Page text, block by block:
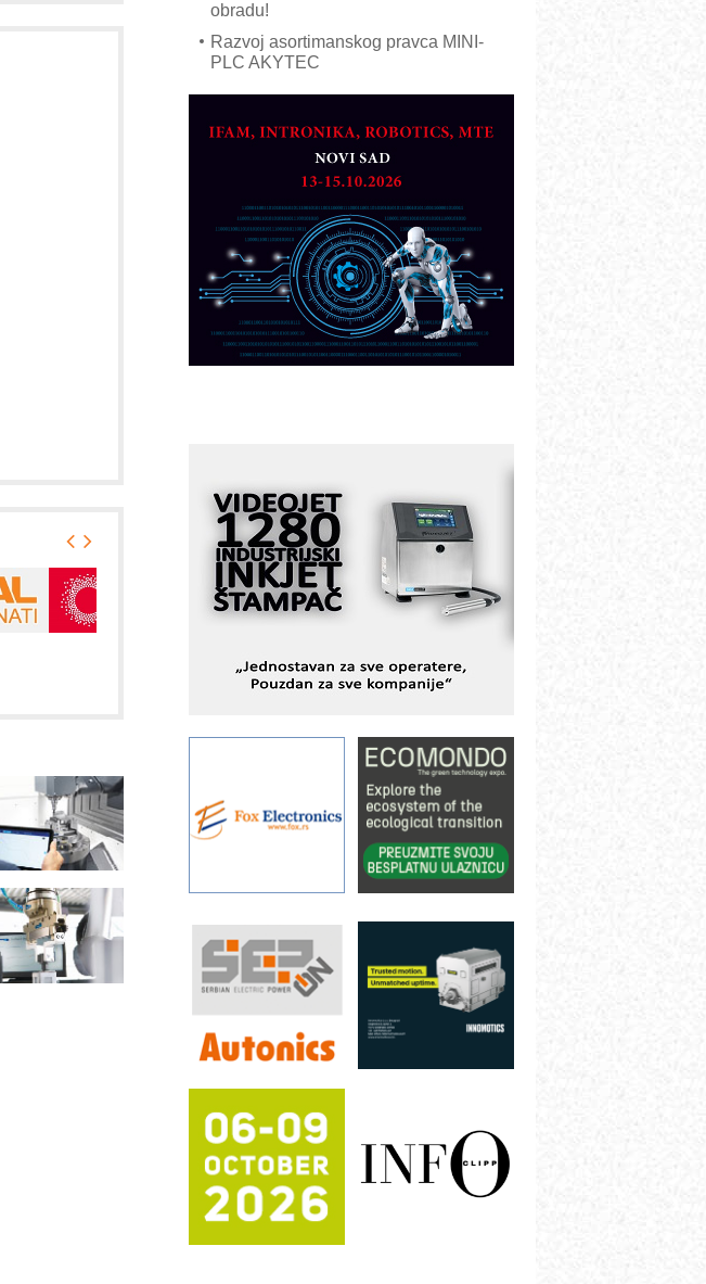
obradu!
Razvoj asortimanskog pravca MINI-
PLC AKYTEC
AUKOM: Svetski standard metrologije
MOTOMAN – NEXT-Robotika vođena
veštačkom inteligencijom
industrijsku automatizaciju
pionirskimmobile operator PANEL-OM
Fleksibilno stezanje i brzo
podešavanje u proizvodnji prototipova
KIP KOP – napredna rešenja za
savremene industrijske i logističke
objekte
kontrole kvaliteta
STAUFF – Komponente koje
povećavaju pouzdanost hidrauličkih
sistema
YAMADA pumpe – japanska
pouzdanost u transferu fluida
rešenja za filtraciju u hidrauličkim i
procesnim sistemima
industrije i biznisa
RILINEX kompanije Rittal
FANUC: Najbolje za vašu pametnu
automatizaciju
Efikasno upravljanje energijom
Automatizacija pakovanja · Display
Proizvodnja iC7 Hybrid 1500 VDC
mrežnog pretvarača sa tečnim
hlađenjem
Potpuna efikasnost bez složenih
sistema
Trajna oznaka kao dugoročna korist
Bezbednost na prvom mestu!
IB BLUMENAUER - više od 40 godina
poverenja u industriji
RMQ-TITAN ADVANCED INDICATOR
– Pametna signalizacija za efikasnije
upravljanje mašinama
Sigurnije ispitivanje transformatora u